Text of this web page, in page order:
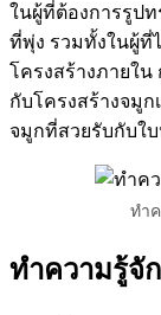
ในผู้ที่ต้องการรูป
ที่พุ่ง รวมทั้งในผู้ที่
โครงสร้างภายใน
กับโครงสร้างจมู
จมูกที่สวยรับกับใ
ทำ
ทำความรู้จั